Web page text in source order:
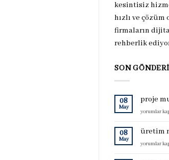
kesintisiz
hızlı ve çözüm
firmaların
rehberlik
SON
08
May
proje
proje
programı
yorumlar
08
May
üretim
üretim
yorumlar